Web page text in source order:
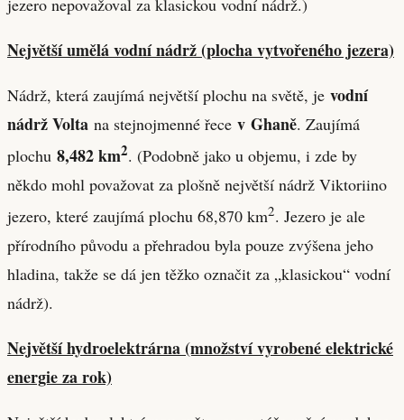
jezero nepovažoval za klasickou vodní nádrž.)
Největší umělá vodní nádrž (plocha vytvořeného jezera)
Nádrž, která zaujímá největší plochu na světě, je vodní
nádrž Volta na stejnojmenné řece v Ghaně. Zaujímá
plochu 8,482 km2. (Podobně jako u objemu, i zde by
někdo mohl považovat za plošně největší nádrž Viktoriino
jezero, které zaujímá plochu 68,870 km2. Jezero je ale
přírodního původu a přehradou byla pouze zvýšena jeho
hladina, takže se dá jen těžko označit za „klasickou“ vodní
nádrž).
Největší hydroelektrárna (množství vyrobené elektrické
energie za rok)